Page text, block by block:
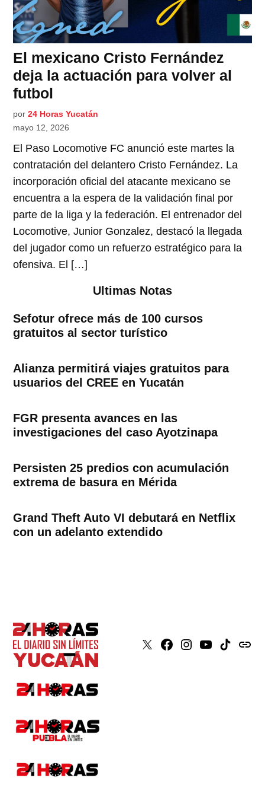
El mexicano Cristo Fernández
deja la actuación para volver al
futbol
por 24 Horas Yucatán
mayo 12, 2026
El Paso Locomotive FC anunció este martes la
contratación del delantero Cristo Fernández. La
incorporación oficial del atacante mexicano se
encuentra a la espera de la validación final por
parte de la liga y la federación. El entrenador del
Locomotive, Junior Gonzalez, destacó la llegada
del jugador como un refuerzo estratégico para la
ofensiva. El […]
Ultimas Notas
Sefotur ofrece más de 100 cursos
gratuitos al sector turístico
Alianza permitirá viajes gratuitos para
usuarios del CREE en Yucatán
FGR presenta avances en las
investigaciones del caso Ayotzinapa
Persisten 25 predios con acumulación
extrema de basura en Mérida
Grand Theft Auto VI debutará en Netflix
con un adelanto extendido
X Faceboook
Instagram
YoutubeTiktokissuu